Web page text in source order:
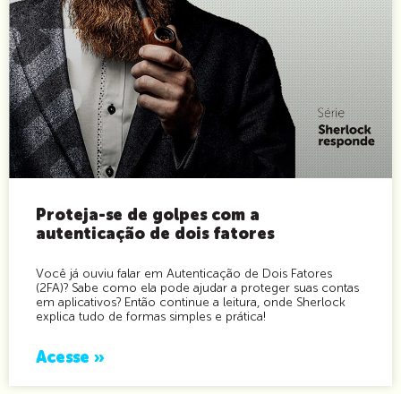
Proteja-se de golpes com a
autenticação de dois fatores
Você já ouviu falar em Autenticação de Dois Fatores
(2FA)? Sabe como ela pode ajudar a proteger suas contas
em aplicativos? Então continue a leitura, onde Sherlock
explica tudo de formas simples e prática!
Acesse »